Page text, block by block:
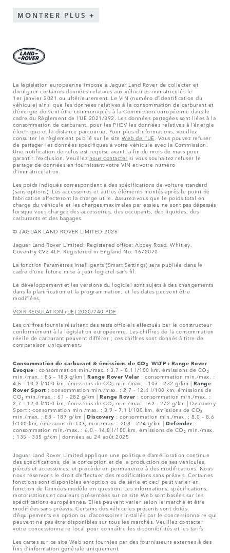
MONTRER PLUS
La législation européenne impose à Jaguar Land Rover de collecter et
divulguer certaines données relatives aux véhicules immatriculés le
1er janvier 2021 ou ultérieurement. Le VIN (numéro d’identification du
véhicule) ainsi que les données relatives à la consommation de carburant et
d’énergie doivent être communiqués à la Commission européenne dans le
cadre du Règlement de l’UE 2021/392. Les données partagées sont liées à la
consommation de carburant, pour les PHEV les données relatives à l’énergie
électrique et la distance parcourue. Pour plus d’informations, veuillez
consulter le règlement publié sur le site Web de l’UE . Vous pouvez refuser
de partager les données spécifiques à votre véhicule avec la Commission.
Une notification de refus est requise avant la fin du mois de mars pour
garantir l’exclusion. Veuillez nous contacter si vous souhaitez refuser le
partage de données en fournissant votre VIN et votre numéro
d’immatriculation.
Les poids indiqués correspondent à des spécifications de voiture standard
(sans options). Les accessoires et autres éléments montés après le point de
fabrication affecteront la charge utile. Assurez-vous que le poids total en
charge du véhicule et les charges maximales par essieu ne sont pas dépassés
lorsque vous chargez des accessoires, des occupants, des liquides, des
carburants et des bagages.
© JAGUAR LAND ROVER LIMITED 2026
Jaguar Land Rover Limited: Registered office: Abbey Road, Whitley,
Coventry CV3 4LF. Registered in England No: 1672070
La fonction Paramètres intelligents (Smart Settings) sera publiée dans le
cadre d’une future mise à jour logiciel sans fil.
Le développement et les versions du logiciel sont sujets à des changements
dans la planification et la programmation, et les dates peuvent être
modifiées.
VOIR REGULATION (UE) 2020/740 PDF
Les chiffres fournis résultent des tests officiels effectués par le constructeur
conformément à la législation européenne. Les chiffres de la consommation
réelle de carburant peuvent différer ; ces chiffres sont donnés à titre de
comparaison uniquement.
Consommation de carburant & émissions de CO₂ WLTP : Range Rover
Evoque : consommation min./max. : 3,7 – 8,1 l/100 km, émissions de CO₂
min./max. : 85 – 183 g/km | Range Rover Velar : consommation min./max. :
4,5 - 10,2 l/100 km, émissions de CO₂ min./max. : 103 - 232 g/km | Range
Rover Sport : consommation min./max. : 2,7 - 12,4 l/100 km, émissions de
CO₂ min./max. : 61 - 282 g/km | Range Rover : consommation min./max. :
2,7 - 12,0 l/100 km, émissions de CO₂ min./max. : 62 - 272 g/km | Discovery
Sport : consommation min./max. : 3,9 – 7,1 l/100 km, émissions de CO₂
min./max. : 88 - 187 g/km | Discovery : consommation min./max. : 8,0 – 8,6
l/100 km, émissions de CO₂ min./max. : 208 - 224 g/km | Defender :
consommation min./max. : 6,0 - 14,8 l/100 km, émissions de CO₂ min./max.
: 135 - 335 g/km | données au 24 août 2025
Jaguar Land Rover Limited applique une politique d’amélioration continue
des spécifications, de la conception et de la production de ses véhicules,
pièces et accessoires, et procède en permanence à des modifications. Nous
nous réservons le droit d’effectuer des modifications sans préavis. Certaines
fonctions sont disponibles en option ou de série et ceci peut varier en
fonction de l’années-modèle en question. Les informations, spécifications,
motorisations et couleurs présentées sur ce site Web sont basées sur les
spécifications européennes. Elles peuvent varier selon le marché et être
modifiées sans préavis. Certains des véhicules présents sont dotés
d’équipements en option ou d’accessoires installés par le concessionnaire qui
peuvent ne pas être disponibles sur tous les marchés. Veuillez contacter
votre concessionnaire local pour connaître les disponibilités et les tarifs.
Les cartes sur ce site Web sont fournies par des fournisseurs externes à des
fins d’information générale uniquement.